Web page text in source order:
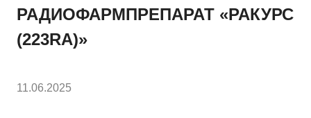
РАДИОФАРМПРЕПАРАТ «РАКУРС
(223RA)»
11.06.2025